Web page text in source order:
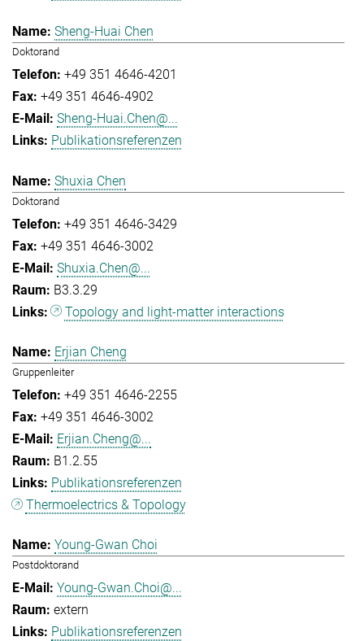
Sheng-Huai Chen
Doktorand
+49 351 4646-4201
+49 351 4646-4902
Sheng-Huai.Chen@...
Publikationsreferenzen
Shuxia Chen
Doktorand
+49 351 4646-3429
+49 351 4646-3002
Shuxia.Chen@...
B3.3.29
Topology and light-matter interactions
Erjian Cheng
Gruppenleiter
+49 351 4646-2255
+49 351 4646-3002
Erjian.Cheng@...
B1.2.55
Publikationsreferenzen
Thermoelectrics & Topology
Young-Gwan Choi
Postdoktorand
Young-Gwan.Choi@...
extern
Publikationsreferenzen